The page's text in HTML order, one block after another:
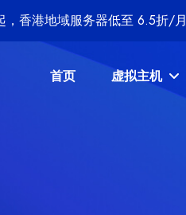
香港地域服务器低至 6.5折/月
首页 虚拟主机